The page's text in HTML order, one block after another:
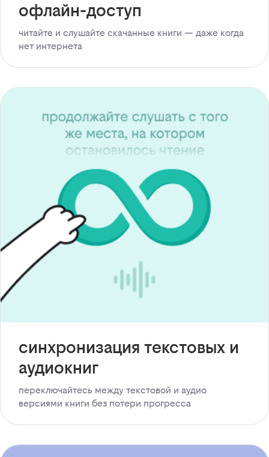
офлайн-доступ
читайте и слушайте скачанные книги — даже когда
нет интернета
синхронизация текстовых и
аудиокниг
переключайтесь между текстовой и аудио
версиями книги без потери прогресса